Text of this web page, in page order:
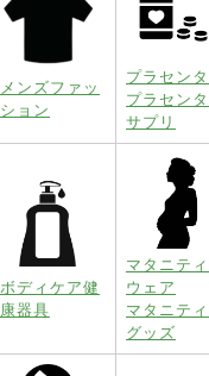
メンズファッ
ション
プラセンタ
プラセンタ
サプリ
ボディケア健
康器具
マタニティ
ウェア
マタニティ
グッズ